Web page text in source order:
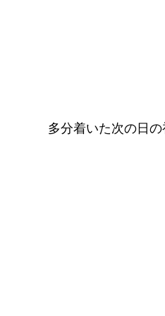
多分着いた次の日